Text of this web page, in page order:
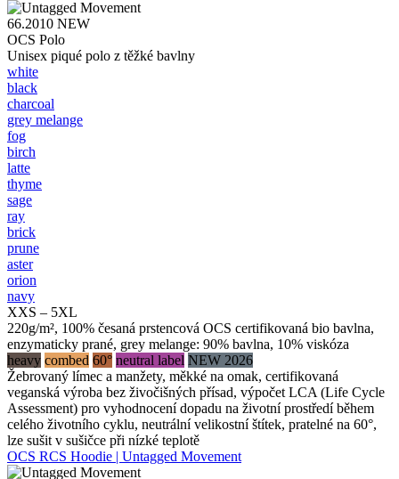
66.2010 NEW
OCS Polo
Unisex piqué polo z těžké bavlny
white
black
charcoal
grey melange
fog
birch
latte
thyme
sage
ray
brick
prune
aster
orion
navy
XXS – 5XL
220g/m², 100% česaná prstencová OCS certifikovaná bio bavlna,
enzymaticky prané, grey melange: 90% bavlna, 10% viskóza
heavy combed 60° neutral label NEW 2026
Žebrovaný límec a manžety, měkké na omak, certifikovaná
veganská výroba bez živočišných přísad, výpočet LCA (Life Cycle
Assessment) pro vyhodnocení dopadu na životní prostředí během
celého životního cyklu, neutrální velikostní štítek, pratelné na 60°,
lze sušit v sušičce při nízké teplotě
OCS RCS Hoodie | Untagged Movement